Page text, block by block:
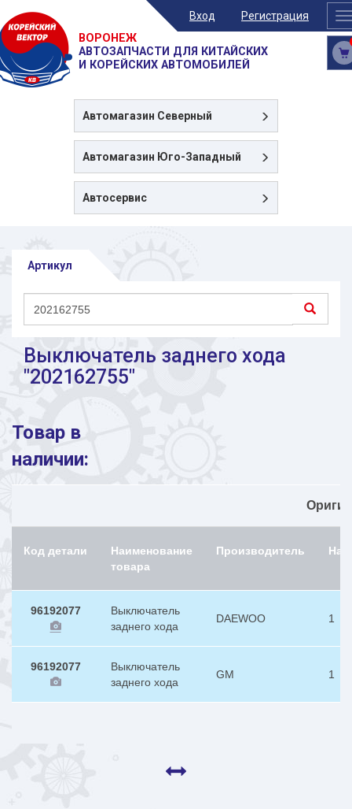
Вход Регистрация
ВОРОНЕЖ
АВТОЗАПЧАСТИ ДЛЯ КИТАЙСКИХ
И КОРЕЙСКИХ АВТОМОБИЛЕЙ
Автомагазин Северный
Автомагазин Юго-Западный
Автосервис
Артикул
Выключатель заднего хода
"202162755"
Товар в
наличии:
Код детали
Наименование
товара
Производитель
96192077
Выключатель
заднего хода
DAEWOO 1
96192077
Выключатель
заднего хода
GM 1